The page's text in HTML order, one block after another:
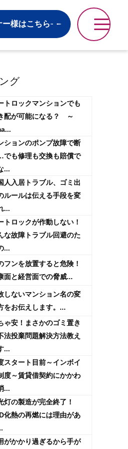
様はこちら
グ
トロックマンションでも
配が可能になる？ ～
ションのポンプ故障で断
も修理も交換も賠償で
...
人入居トラブル、ゴミ出
ルールは伝える手段を変
...
トロックが作動しない！
な故障トラブル回避のた
...
フンを放置すると危険！
面と経営面での脅威...
しないマンション名の変
をお伝えします。...
ゃ安！まさかのゴミ置き
法投棄問題解決方法教え
...
スタート目前～インボイ
度～賃貸借契約にかかわ
...
灯の製造が完全終了！
化熱の再燃には理由があ
がかかり過ぎるから手が